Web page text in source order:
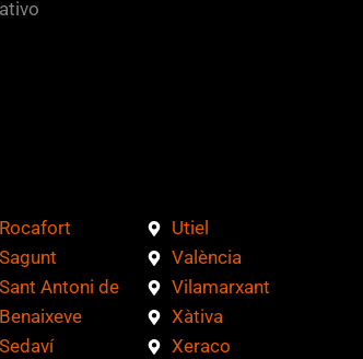
Rocafort
Sagunt
Sant Antoni de
Benaixeve
Sedaví
Utiel
València
Vilamarxant
Xàtiva
Xeraco